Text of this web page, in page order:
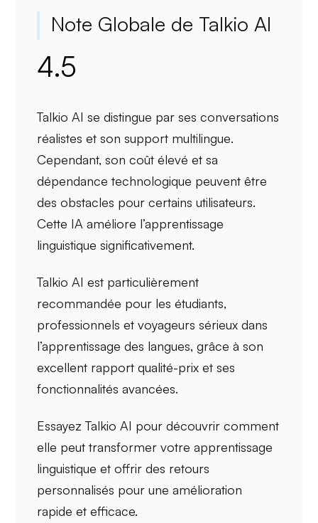
Note Globale de Talkio AI
4.5
Talkio AI se distingue par sesconversations
réalistes et sonsupport multilingue.
Cependant, soncoût élevé et sa
dépendance technologique peuvent être
des obstacles pour certains utilisateurs.
Cette IA améliore l’apprentissage
linguistique significativement.
Talkio AI est particulièrement
recommandée pour les étudiants,
professionnels et voyageurs sérieux dans
l’apprentissage des langues, grâce à son
excellent rapportqualité-prix et ses
fonctionnalités avancées.
Essayez Talkio AI pour découvrir comment
elle peut transformer votreapprentissage
linguistique et offrir des retours
personnalisés pour une amélioration
rapide et efficace.